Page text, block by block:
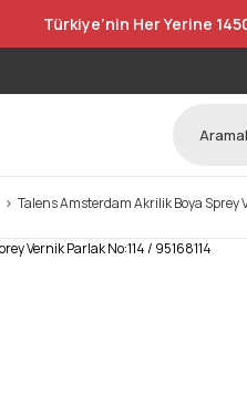
Türkiye’nin Her Yerine
Talens Amsterdam Akrilik Boya Sprey